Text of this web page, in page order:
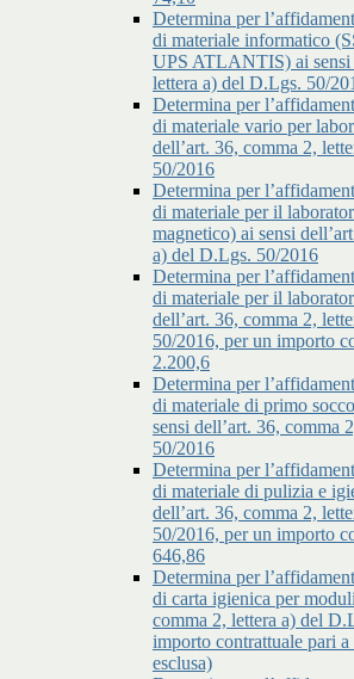
Determina per
di materiale informatico
UPS ATLANTIS) ai sensi
lettera a) del D.Lgs. 50/
Determina per
di materiale vario per
dell’art. 36, comma 2,
50/2016
Determina per
di materiale per il
magnetico) ai sensi
a) del D.Lgs. 50/2016
Determina per
di materiale per il
dell’art. 36, comma 2,
50/2016, per un importo
2.200,6
Determina per
di materiale di primo
sensi dell’art. 36, comma
50/2016
Determina per
di materiale di pulizia e
dell’art. 36, comma 2,
50/2016, per un importo
646,86
Determina per
di carta igienica per
comma 2, lettera a) del
importo contrattuale pari
esclusa)